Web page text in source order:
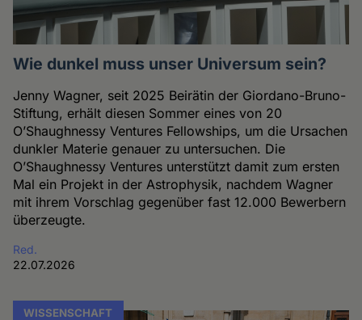
Wie dunkel muss unser Universum sein?
Jenny Wagner, seit 2025 Beirätin der Giordano-Bruno-
Stiftung, erhält diesen Sommer eines von 20
O’Shaughnessy Ventures Fellowships, um die Ursachen
dunkler Materie genauer zu untersuchen. Die
O’Shaughnessy Ventures unterstützt damit zum ersten
Mal ein Projekt in der Astrophysik, nachdem Wagner
mit ihrem Vorschlag gegenüber fast 12.000 Bewerbern
überzeugte.
Red.
22.07.2026
WISSENSCHAFT